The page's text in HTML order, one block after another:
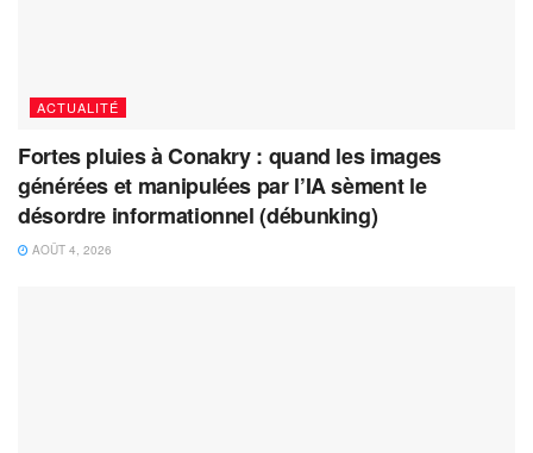
ACTUALITÉ
Fortes pluies à Conakry : quand les images
générées et manipulées par l’IA sèment le
désordre informationnel (débunking)
AOÛT 4, 2026